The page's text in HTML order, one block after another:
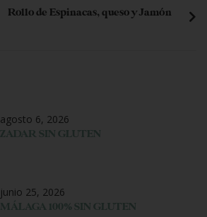
Rollo de Espinacas, queso y Jamón
agosto 6, 2026
ZADAR SIN GLUTEN
junio 25, 2026
MÁLAGA 100% SIN GLUTEN